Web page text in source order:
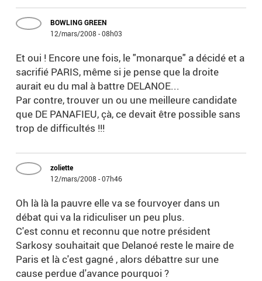
BOWLING GREEN
12/mars/2008 - 08h03
Et oui ! Encore une fois, le "monarque" a décidé et a
sacrifié PARIS, même si je pense que la droite
aurait eu du mal à battre DELANOE...
Par contre, trouver un ou une meilleure candidate
que DE PANAFIEU, çà, ce devait être possible sans
trop de difficultés !!!
zoliette
12/mars/2008 - 07h46
Oh là là la pauvre elle va se fourvoyer dans un
débat qui va la ridiculiser un peu plus.
C'est connu et reconnu que notre président
Sarkosy souhaitait que Delanoé reste le maire de
Paris et là c'est gagné , alors débattre sur une
cause perdue d'avance pourquoi ?